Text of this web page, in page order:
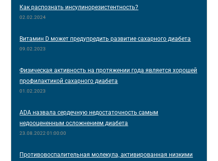
Как распознать инсулинорезистентность?
02.02.2024
Витамин D может предупредить развитие сахарного диабета
09.02.2023
Физическая активность на протяжении года является хорошей
профилактикой сахарного диабета
01.02.2023
ADA назвала сердечную недостаточность самым
недооцененным осложнением диабета
23.08.2022 01:00:00
Противовоспалительная молекула, активированная низкими